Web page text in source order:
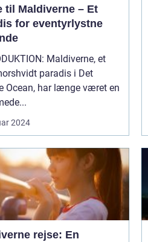
til Maldiverne – Et
for eventyrlystne
Maldiverne, et
paradis i Det
Ocean, har længe været en
2024
rejse: En